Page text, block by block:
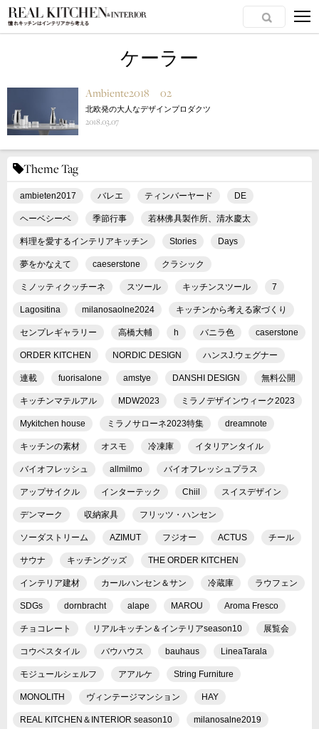
ケーラー
Ambiente2018 02
北欧発の大人なデザインプロダクツ
2018.03.07
Theme Tag
ambieten2017 バレエ ティンバーヤード DE
ヘーベシーベ 季節行事 若林佛具製作所、清水慶太
料理を愛するインテリアキッチン Stories Days
夢をかなえて caeserstone クラシック
ミノッティクッチーネ スツール キッチンスツール 7
Lagositina milanosaolne2024 キッチンから考える家づくり
センプレギャラリー 高橋大輔 h バニラ色 caserstone
ORDER KITCHEN NORDIC DESIGN ハンスJ.ウェグナー
連載 fuorisalone amstye DANSHI DESIGN 無料公開
キッチンマテルアル MDW2023 ミラノデザインウィーク2023
Mykitchen house ミラノサローネ2023特集 dreamnote
キッチンの素材 オスモ 冷凍庫 イタリアンタイル
バイオフレッシュ allmilmo バイオフレッシュプラス
アップサイクル インターテック Chiil スイスデザイン
デンマーク 収納家具 フリッツ・ハンセン
ソーダストリーム AZIMUT フジオー ACTUS チール
サウナ キッチングッズ THE ORDER KITCHEN
インテリア建材 カールハンセン＆サン 冷蔵庫 ラウフェン
SDGs dornbracht alape MAROU Aroma Fresco
チョコレート リアルキッチン＆インテリアseason10 展覧会
コウベスタイル バウハウス bauhaus LineaTarala
モジュールシェルフ アアルケ String Furniture
MONOLITH ヴィンテージマンション HAY
REAL KITCHEN＆INTERIOR season10 milanosalne2019